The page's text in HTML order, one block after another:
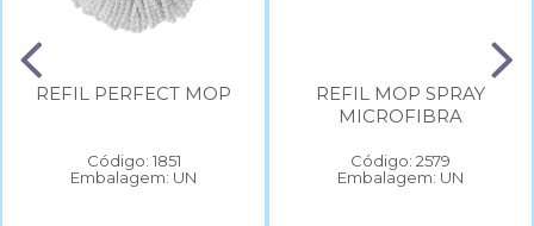
REFIL PERFECT MOP
Código: 1851
Embalagem: UN
REFIL MOP SPRAY
MICROFIBRA
Código: 2579
Embalagem: UN